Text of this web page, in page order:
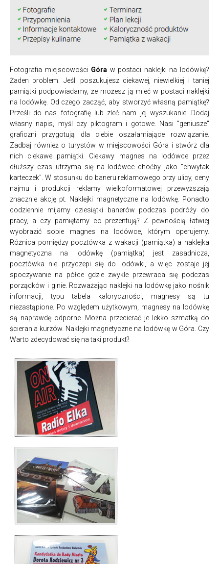
Fotografia miejscowości Góra w postaci naklejki na lodówkę?
Żaden problem. Jeśli poszukujesz ciekawej, niewielkiej i taniej
pamiątki podpowiadamy, że możesz ją mieć w postaci naklejki
na lodówkę. Od czego zacząć, aby stworzyć własną pamiątkę?
Prześli do nas fotografię lub zleć nam jej wyszukanie. Dodaj
własny napis, myśl czy piktogram i gotowe. Nasi "geniusze"
graficzni przygotują dla ciebie oszałamiające rozwiązanie.
Zadbaj również o turystów w miejscowości Góra i stwórz dla
nich ciekawe pamiątki. Ciekawy magnes na lodówce przez
dłuższy czas utrzyma się na lodówce choćby jako "chwytak
karteczek". W stosunku do baneru reklamowego przy ulicy, ceny
najmu i produkcji reklamy wielkoformatowej przewyższają
znacznie akcję pt. Naklejki magnetyczne na lodówkę. Ponadto
codziennie mijamy dziesiątki banerów podczas podróży do
pracy, a czy pamiętamy co prezentują? Z pewnością łatwiej
wyobrazić sobie magnes na lodówce, którym operujemy.
Różnica pomiędzy pocztówka z wakacji (pamiątka) a naklejka
magnetyczna na lodówkę (pamiątka) jest zasadnicza,
pocztówka nie przyczepi się do lodówki, a więc zostaje jej
spoczywanie na półce gdzie zwykle przewraca się podczas
porządków i ginie. Rozważając naklejki na lodówkę jako nośnik
informacji, typu tabela kaloryczności, magnesy są tu
niezastąpione. Po względem użytkowym, magnesy na lodówkę
są naprawdę odporne. Można przecierać je lekko szmatką do
ścierania kurzów. Naklejki magnetyczne na lodówkę w Góra. Czy
Warto zdecydować się na taki produkt?